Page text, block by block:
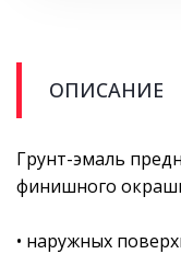
ОПИСАНИЕ
Грунт-эмаль
финишного
• наружных